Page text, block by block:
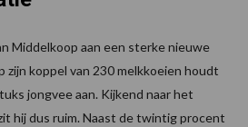
Middelkoop aan een sterke nieuwe
zijn koppel van 230 melkkoeien houdt
jongvee aan. Kijkend naar het
hij dus ruim. Naast de twintig procent